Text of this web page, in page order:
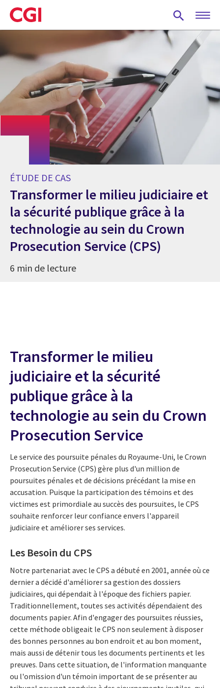
Skip
to
main
ÉTUDE DE CAS
Transformer le milieu judiciaire et
la sécurité publique grâce à la
technologie au sein du Crown
Prosecution Service (CPS)
6 min de lecture
Transformer le milieu
judiciaire et la sécurité
publique grâce à la
technologie au sein du Crown
Prosecution Service
Le service des poursuite pénales du Royaume-Uni, le Crown
Prosecution Service (CPS) gère plus d'un million de
poursuites pénales et de décisions précédant la mise en
accusation. Puisque la participation des témoins et des
victimes est primordiale au succès des poursuites, le CPS
souhaite renforcer leur confiance envers l'appareil
judiciaire et améliorer ses services.
Les Besoin du CPS
Notre partenariat avec le CPS a débuté en 2001, année où ce
dernier a décidé d'améliorer sa gestion des dossiers
judiciaires, qui dépendait à l'époque des fichiers papier.
Traditionnellement, toutes ses activités dépendaient des
documents papier. Afin d'engager des poursuites réussies,
cette méthode obligeait le CPS non seulement à disposer
des bonnes personnes au bon endroit et au bon moment,
mais aussi de détenir tous les documents pertinents et les
preuves. Dans cette situation, de l'information manquante
ou l'omission d'un témoin important de se présenter au